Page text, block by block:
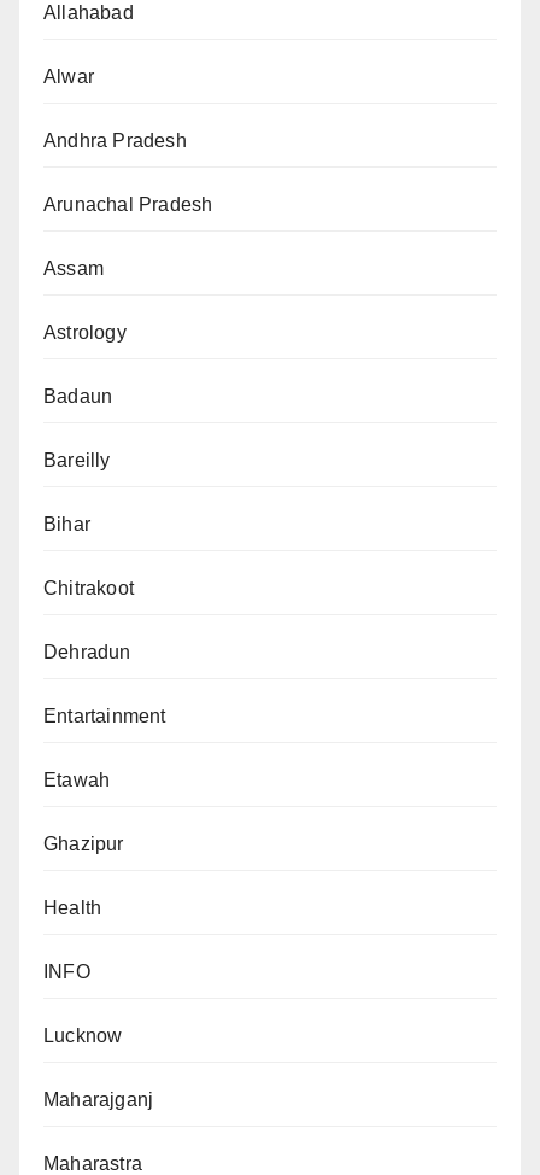
Allahabad
Alwar
Andhra Pradesh
Arunachal Pradesh
Assam
Astrology
Badaun
Bareilly
Bihar
Chitrakoot
Dehradun
Entartainment
Etawah
Ghazipur
Health
INFO
Lucknow
Maharajganj
Maharastra